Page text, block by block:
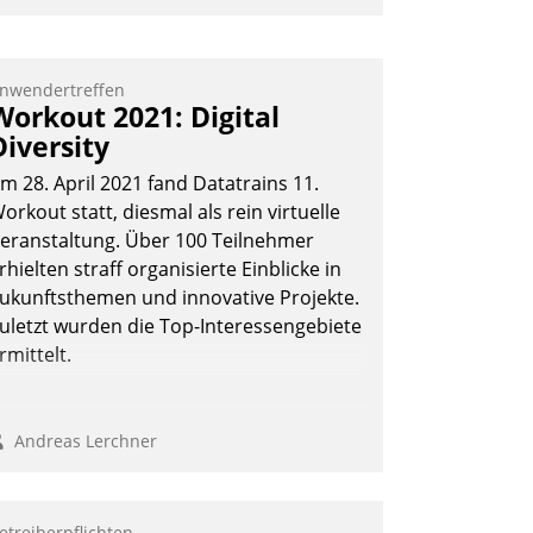
Wie lassen sich Mammutprojekte
und Workloads wuppen – bei
anspruchsvollen Aufgaben
abnehmendem Nachwuchs?
Nadja Hußmann
2021: Digital
28. April 2021 fand Datatrains 11.
statt, diesmal als rein virtuelle
Über 100 Teilnehmer
straff organisierte Einblicke in
und innovative Projekte.
wurden die Top-Interessengebiete
Andreas Lerchner